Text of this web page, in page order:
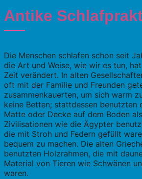
Antike
Die Menschen schlafen schon seit
die Art und Weise, wie wir es tun,
Zeit verändert. In alten
oft mit der Familie und Freunden
zusammenkauerten, um sich warm
keine Betten; stattdessen benutzten
Matte oder Decke auf dem Boden
Zivilisationen wie die Ägypter
die mit Stroh und Federn gefüllt
bequem zu machen. Die alten
benutzten Holzrahmen, die mit
Material von Tieren wie Schwänen
waren.